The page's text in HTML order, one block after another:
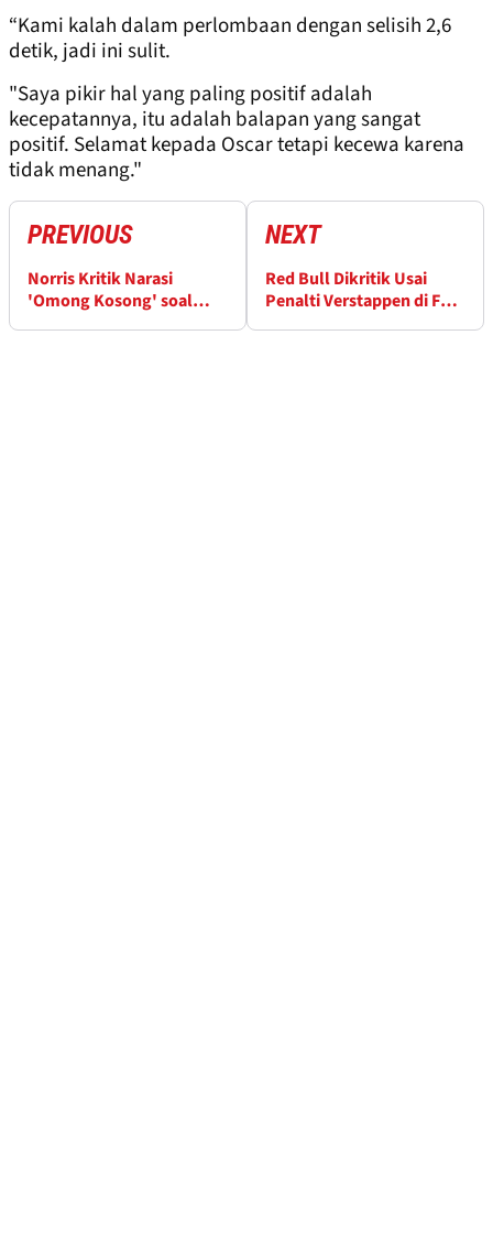
“Kami kalah dalam perlombaan dengan selisih 2,6
detik, jadi ini sulit.
"Saya pikir hal yang paling positif adalah
kecepatannya, itu adalah balapan yang sangat
positif. Selamat kepada Oscar tetapi kecewa karena
tidak menang."
PREVIOUS
Norris Kritik Narasi
'Omong Kosong' soal
NEXT
Red Bull Dikritik Usai
Penalti Verstappen di F1